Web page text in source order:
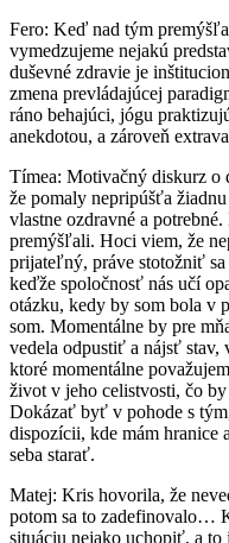
Fero: Keď nad tým
vymedzujeme nejakú
duševné zdravie je
zmena prevládajúcej
ráno behajúci, jógu
anekdotou, a zároveň
Tímea: Motivačný diskurz o
že pomaly nepripúšťa
vlastne ozdravné a
premýšľali. Hoci viem, že
prijateľný, práve stotožniť sa
keďže spoločnosť nás učí
otázku, kedy by som bola v
som. Momentálne by pre
vedela odpustiť a nájsť
ktoré momentálne
život v jeho celistvosti, čo
Dokázať byť v pohode s
dispozícii, kde mám hranice
seba starať.
Matej: Kris hovorila, že
potom sa to zadefinovalo…
situáciu nejako uchopiť, a to